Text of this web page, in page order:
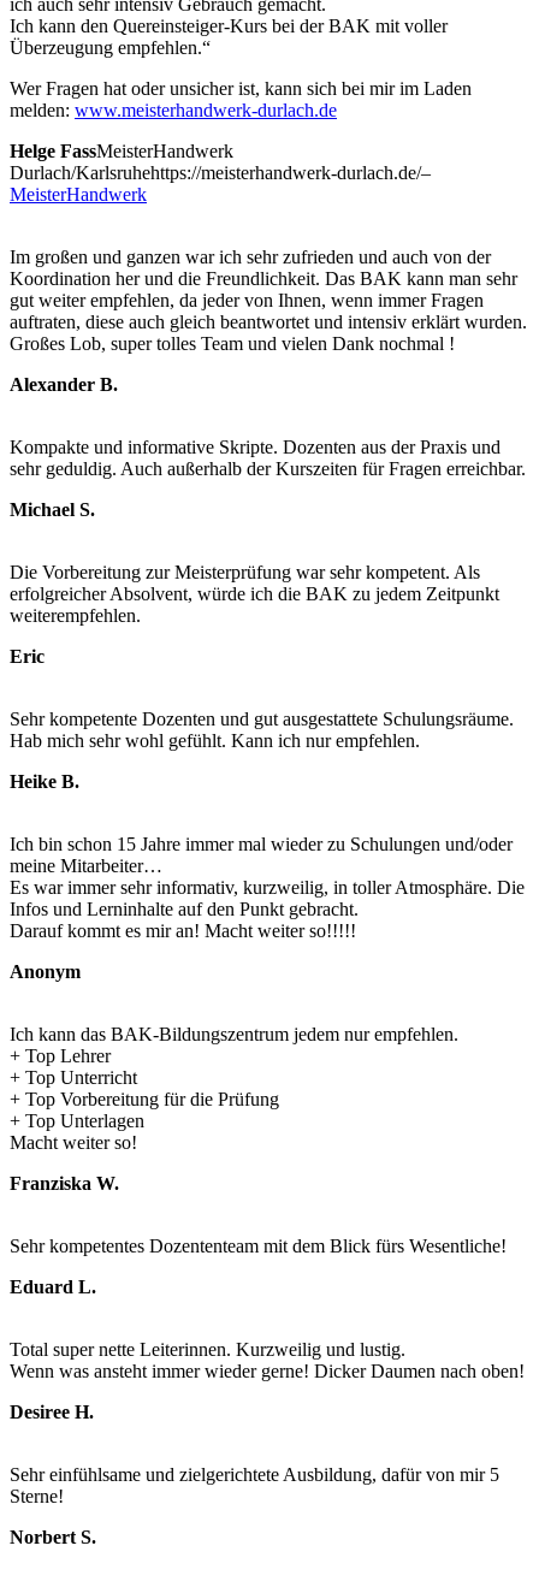
Ich kann den Quereinsteiger-Kurs bei der BAK mit voller
Überzeugung empfehlen.“
Wer Fragen hat oder unsicher ist, kann sich bei mir im Laden
melden: www.meisterhandwerk-durlach.de
Helge FassMeisterHandwerk
Durlach/Karlsruhehttps://meisterhandwerk-durlach.de/–
MeisterHandwerk
Im großen und ganzen war ich sehr zufrieden und auch von der
Koordination her und die Freundlichkeit. Das BAK kann man sehr
gut weiter empfehlen, da jeder von Ihnen, wenn immer Fragen
auftraten, diese auch gleich beantwortet und intensiv erklärt wurden.
Großes Lob, super tolles Team und vielen Dank nochmal !
Alexander B.
Kompakte und informative Skripte. Dozenten aus der Praxis und
sehr geduldig. Auch außerhalb der Kurszeiten für Fragen erreichbar.
Michael S.
Die Vorbereitung zur Meisterprüfung war sehr kompetent. Als
erfolgreicher Absolvent, würde ich die BAK zu jedem Zeitpunkt
weiterempfehlen.
Eric
Sehr kompetente Dozenten und gut ausgestattete Schulungsräume.
Hab mich sehr wohl gefühlt. Kann ich nur empfehlen.
Heike B.
Ich bin schon 15 Jahre immer mal wieder zu Schulungen und/oder
meine Mitarbeiter…
Es war immer sehr informativ, kurzweilig, in toller Atmosphäre. Die
Infos und Lerninhalte auf den Punkt gebracht.
Darauf kommt es mir an! Macht weiter so!!!!!
Anonym
Ich kann das BAK-Bildungszentrum jedem nur empfehlen.
+ Top Lehrer
+ Top Unterricht
+ Top Vorbereitung für die Prüfung
+ Top Unterlagen
Macht weiter so!
Franziska W.
Sehr kompetentes Dozententeam mit dem Blick fürs Wesentliche!
Eduard L.
Total super nette Leiterinnen. Kurzweilig und lustig.
Wenn was ansteht immer wieder gerne! Dicker Daumen nach oben!
Desiree H.
Sehr einfühlsame und zielgerichtete Ausbildung, dafür von mir 5
Sterne!
Norbert S.